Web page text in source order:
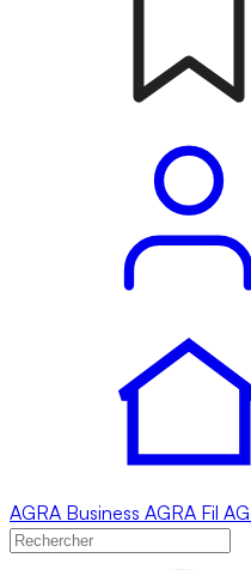
AGRA Business AGRA Fil